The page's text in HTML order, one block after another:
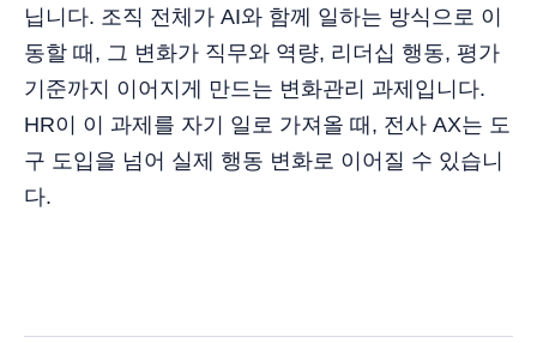
닙니다. 조직 전체가 AI와 함께 일하는 방식으로 이
동할 때, 그 변화가 직무와 역량, 리더십 행동, 평가
기준까지 이어지게 만드는 변화관리 과제입니다.
HR이 이 과제를 자기 일로 가져올 때, 전사 AX는 도
구 도입을 넘어 실제 행동 변화로 이어질 수 있습니
다.